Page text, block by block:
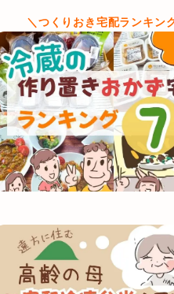
＼つくりおき宅配ランキン